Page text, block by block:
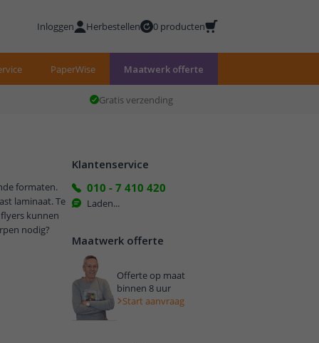
Inloggen Herbestellen 0 producten
PaperWise Maatwerk offerte
Gratis verzending
formaten.
laminaat. Te
kunnen
nodig?
Klantenservice
010 - 7 410 420
Laden...
Maatwerk offerte
Offerte op maat
binnen 8 uur
Start aanvraag